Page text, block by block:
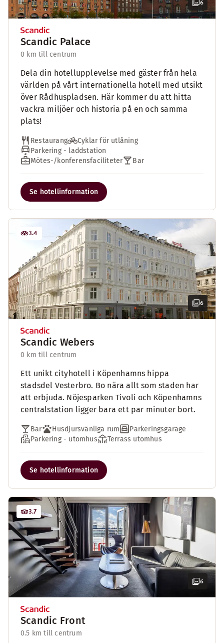
6
Scandic Palace
0 km till centrum
Dela din hotellupplevelse med gäster från hela
världen på vårt internationella hotell med utsikt
över Rådhuspladsen. Här kommer du att hitta
vackra miljöer och historia på en och samma
plats!
Restaurang
Cyklar för utlåning
Parkering - laddstation
Mötes-/konferensfaciliteter
Bar
Se hotellinformation
6
3.4
Scandic Webers
0 km till centrum
Ett unikt cityhotell i Köpenhamns hippa
stadsdel Vesterbro. Bo nära allt som staden har
att erbjuda. Nöjesparken Tivoli och Köpenhamns
centralstation ligger bara ett par minuter bort.
Bar Husdjursvänliga rum
Parkeringsgarage
Parkering - utomhus
Terrass utomhus
Se hotellinformation
6
3.7
Scandic Front
0.5 km till centrum